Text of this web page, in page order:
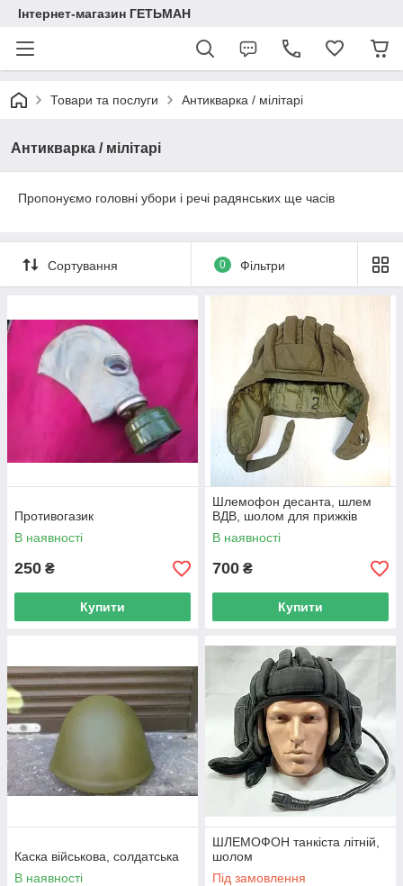
Інтернет-магазин ГЕТЬМАН
Товари та послуги Антикварка / мілітарі
Антикварка / мілітарі
Пропонуємо головні убори і речі радянських ще часів
Сортування 0 Фільтри
Противогазик
В наявності
250 ₴
Купити
Шлемофон десанта, шлем
ВДВ, шолом для прижків
В наявності
700 ₴
Купити
Каска військова, солдатська
В наявності
ШЛЕМОФОН танкіста літній,
шолом
Під замовлення